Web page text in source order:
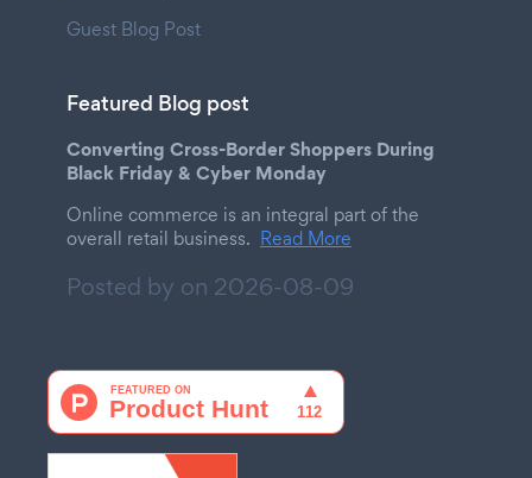
Guest Blog Post
Featured Blog post
Converting Cross-Border Shoppers During
Black Friday & Cyber Monday
Online commerce is an integral part of the
overall retail business. Read More
Posted by on 2026-08-09